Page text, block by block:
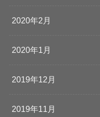
2020年2月
2020年1月
2019年12月
2019年11月